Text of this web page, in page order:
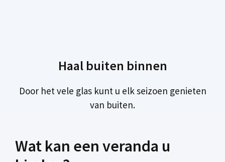
Haal buiten binnen
Door het vele glas kunt u elk seizoen genieten
van buiten.
Wat kan een veranda u